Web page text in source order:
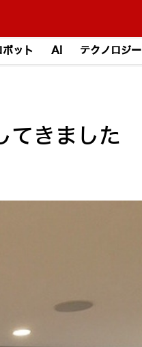
ボット AI テクノロジー
てきました